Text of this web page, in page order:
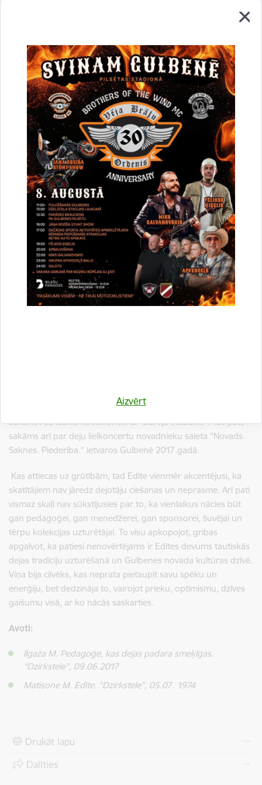
Aizvērt
kolektīva un turpināja nākt uz mēģinājumiem pa sestdienām,
svētdienām un citiem brīviem brīžiem. Tā 1996. gadā tapa
deju kolektīvs “Rūsiņš”, bet pēc trīspadsmit gadiem, “Rūsiņa”
vecbiedriem nodaloties, izveidojās slavenais “Zelta Rūsiņš”,
kura mākslinieciskais sniegums augstu tika novērtēts daudzās
valsts mēroga skatēs, līdz 2017.g. ieguva pašu labāko
rezultātu Latvijā starp B grupas jauniešu tautisko deju
kolektīviem.
Edītes pedagoģiskajā pūrā ir ne tikai skolēnu un jauniešu deju
kolektīvi, bet arī darbs ar vidējās paaudzes deju kolektīvu
“Apinītis”un senioru deju kolektīvu “Vērdiņš”. Edīti atceras
Lejasciema “Unces” un Eiropas deju grupas “Reveranss”
dejotāji, kā virsvadītāju arī daudzi Gulbenes novada skolēnu
deju kolektīvi. Laiks un pieredze viņu kaldināja par aizrautīgu,
talantīgu, neatlaidīgu, radošuma un neizsmeļamu darba spēju
pārpilnu vadītāju, prasīgu gan pret sevi, gan dejotājiem.
Ar saviem kolektīviem Edīte regulāri piedalījusies gan
Vispārējos latviešu dziesmu un deju, kā arī Skolu jaunatnes
nepietrūka drosmes uzņemties virsvadību un visus tos
sakārtot uz laukuma lielkoncertā “Burvju stabulīte”. Tas pats
sakāms arī par deju lielkoncertu novadnieku saieta “Novads.
Saknes. Piederība.” ietvaros Gulbenē 2017.gadā.
Kas attiecas uz grūtībām, tad Edīte vienmēr akcentējusi, ka
skatītājiem nav jāredz dejotāju ciešanas un neprasme. Arī pati
vismaz skaļi nav sūkstījusies par to, ka vienlaikus nācies būt
gan pedagoģei, gan menedžerei, gan sponsorei, šuvējai un
tērpu kolekcijas uzturētājai. To visu apkopojot, gribas
apgalvot, ka patiesi nenovērtējams ir Edītes devums tautiskās
dejas tradīciju uzturēšanā un Gulbenes novada kultūras dzīvē.
Viņa bija cilvēks, kas neprata pietaupīt savu spēku un
enerģiju, bet dedzināja to, vairojot prieku, optimismu, dzīves
gaišumu visā, ar ko nācās saskarties.
Avoti:
Ilgaža M. Pedagoģe, kas dejas padara smeķīgas.
“Dzirkstele”, 09.06.2017
Matisone M. Edīte. “Dzirkstele”, 05.07. 1974
Drukāt lapu
Dalīties